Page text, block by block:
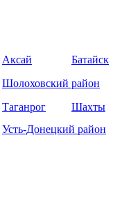
Аксай
Батайск
Шолоховский район
Таганрог
Шахты
Усть-Донецкий район